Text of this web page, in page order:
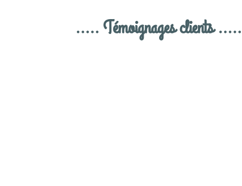
..... Témoignages clients .....